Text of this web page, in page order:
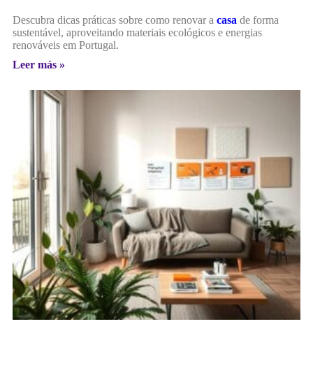
Descubra dicas práticas sobre como renovar a casa de forma
sustentável, aproveitando materiais ecológicos e energias
renováveis em Portugal.
Leer más »